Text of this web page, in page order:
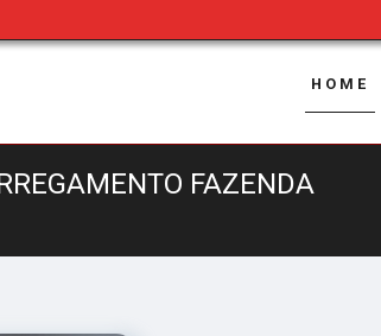
HOME
FAZENDA